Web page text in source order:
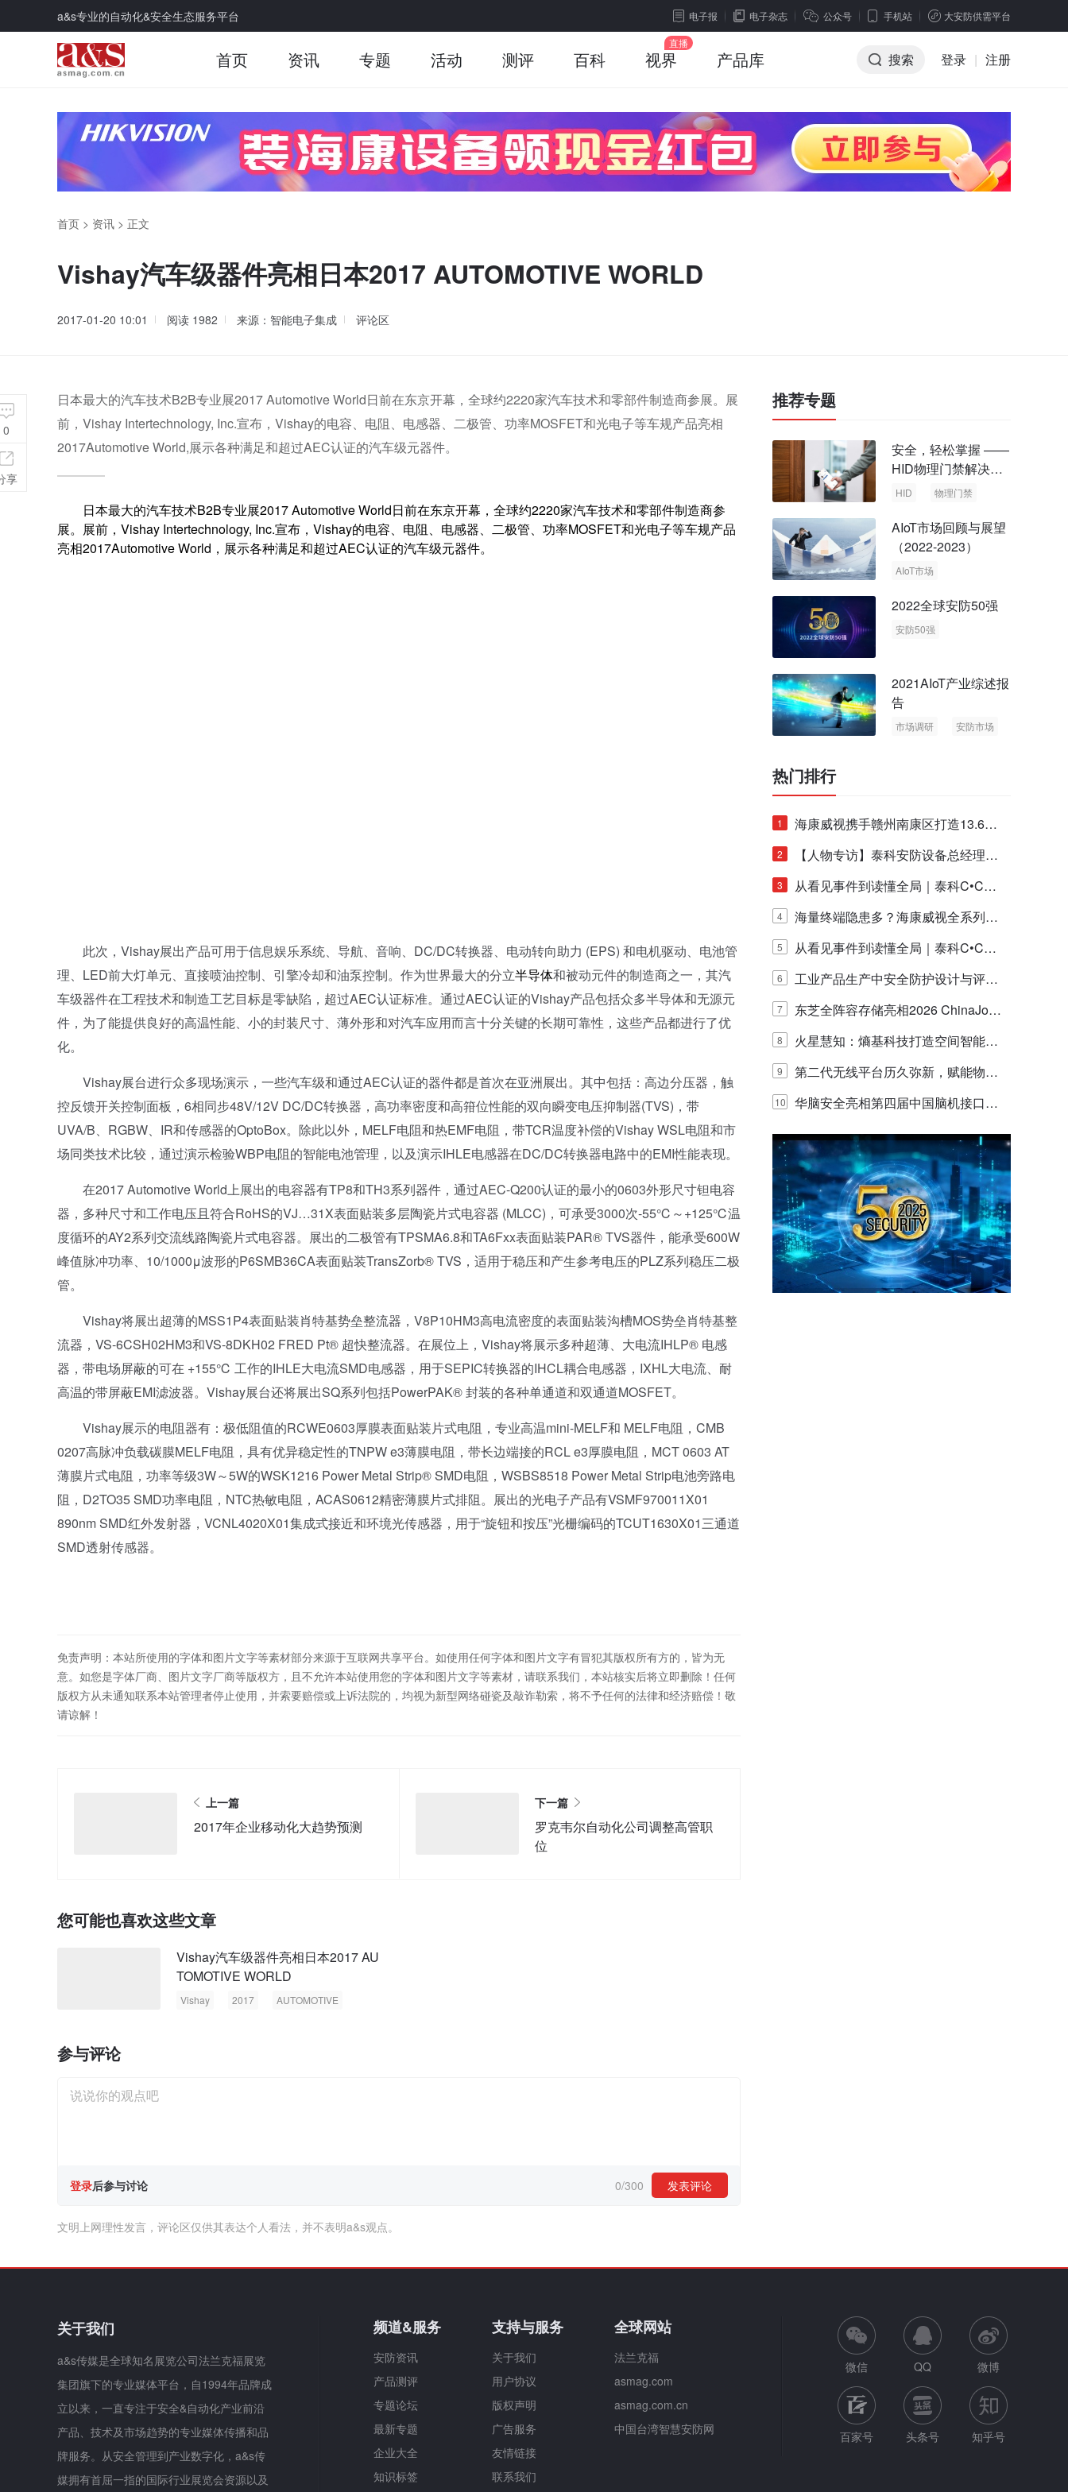
a&s专业的自动化&安全生态服务平台 电子报 电子杂志 公众号 手机站 大安防供需平台
首页 资讯 专题 活动 测评 百科 视界 产品库 搜索 登录 | 注册
首页 > 资讯 > 正文
Vishay汽车级器件亮相日本2017 AUTOMOTIVE WORLD
2017-01-20 10:01 阅读 1982 来源：智能电子集成 评论区
日本最大的汽车技术B2B专业展2017 Automotive World日前在东京开幕，全球约2220家汽车技术和零部件制造商参展。展
前，Vishay Intertechnology, Inc.宣布，Vishay的电容、电阻、电感器、二极管、功率MOSFET和光电子等车规产品亮相
2017Automotive World,展示各种满足和超过AEC认证的汽车级元器件。
日本最大的汽车技术B2B专业展2017 Automotive World日前在东京开幕，全球约2220家汽车技术和零部件制造商参
展。展前，Vishay Intertechnology, Inc.宣布，Vishay的电容、电阻、电感器、二极管、功率MOSFET和光电子等车规产品
亮相2017Automotive World，展示各种满足和超过AEC认证的汽车级元器件。
此次，Vishay展出产品可用于信息娱乐系统、导航、音响、DC/DC转换器、电动转向助力 (EPS) 和电机驱动、电池管
理、LED前大灯单元、直接喷油控制、引擎冷却和油泵控制。作为世界最大的分立半导体和被动元件的制造商之一，其汽
车级器件在工程技术和制造工艺目标是零缺陷，超过AEC认证标准。通过AEC认证的Vishay产品包括众多半导体和无源元
件，为了能提供良好的高温性能、小的封装尺寸、薄外形和对汽车应用而言十分关键的长期可靠性，这些产品都进行了优
化。
Vishay展台进行众多现场演示，一些汽车级和通过AEC认证的器件都是首次在亚洲展出。其中包括：高边分压器，触
控反馈开关控制面板，6相同步48V/12V DC/DC转换器，高功率密度和高箝位性能的双向瞬变电压抑制器(TVS)，带
UVA/B、RGBW、IR和传感器的OptoBox。除此以外，MELF电阻和热EMF电阻，带TCR温度补偿的Vishay WSL电阻和市
场同类技术比较，通过演示检验WBP电阻的智能电池管理，以及演示IHLE电感器在DC/DC转换器电路中的EMI性能表现。
在2017 Automotive World上展出的电容器有TP8和TH3系列器件，通过AEC-Q200认证的最小的0603外形尺寸钽电容
器，多种尺寸和工作电压且符合RoHS的VJ…31X表面贴装多层陶瓷片式电容器 (MLCC)，可承受3000次-55℃～+125℃温
度循环的AY2系列交流线路陶瓷片式电容器。展出的二极管有TPSMA6.8和TA6Fxx表面贴装PAR® TVS器件，能承受600W
峰值脉冲功率、10/1000μ波形的P6SMB36CA表面贴装TransZorb® TVS，适用于稳压和产生参考电压的PLZ系列稳压二极
管。
Vishay将展出超薄的MSS1P4表面贴装肖特基势垒整流器，V8P10HM3高电流密度的表面贴装沟槽MOS势垒肖特基整
流器，VS-6CSH02HM3和VS-8DKH02 FRED Pt® 超快整流器。在展位上，Vishay将展示多种超薄、大电流IHLP® 电感
器，带电场屏蔽的可在 +155℃ 工作的IHLE大电流SMD电感器，用于SEPIC转换器的IHCL耦合电感器，IXHL大电流、耐
高温的带屏蔽EMI滤波器。Vishay展台还将展出SQ系列包括PowerPAK® 封装的各种单通道和双通道MOSFET。
Vishay展示的电阻器有：极低阻值的RCWE0603厚膜表面贴装片式电阻，专业高温mini-MELF和 MELF电阻，CMB
0207高脉冲负载碳膜MELF电阻，具有优异稳定性的TNPW e3薄膜电阻，带长边端接的RCL e3厚膜电阻，MCT 0603 AT
薄膜片式电阻，功率等级3W～5W的WSK1216 Power Metal Strip® SMD电阻，WSBS8518 Power Metal Strip电池旁路电
阻，D2TO35 SMD功率电阻，NTC热敏电阻，ACAS0612精密薄膜片式排阻。展出的光电子产品有VSMF970011X01
890nm SMD红外发射器，VCNL4020X01集成式接近和环境光传感器，用于“旋钮和按压”光栅编码的TCUT1630X01三通道
SMD透射传感器。
免责声明：本站所使用的字体和图片文字等素材部分来源于互联网共享平台。如使用任何字体和图片文字有冒犯其版权所有方的，皆为无
意。如您是字体厂商、图片文字厂商等版权方，且不允许本站使用您的字体和图片文字等素材，请联系我们，本站核实后将立即删除！任何
版权方从未通知联系本站管理者停止使用，并索要赔偿或上诉法院的，均视为新型网络碰瓷及敲诈勒索，将不予任何的法律和经济赔偿！敬
请谅解！
上一篇
2017年企业移动化大趋势预测
下一篇
罗克韦尔自动化公司调整高管职
位
您可能也喜欢这些文章
Vishay汽车级器件亮相日本2017 AU
TOMOTIVE WORLD
Vishay 2017
AUTOMOTIVE
参与评论
登录后参与讨论 0/300 发表评论
文明上网理性发言，评论区仅供其表达个人看法，并不表明a&s观点。
0
享
推荐专题
安全，轻松掌握 ——
HID物理门禁解决方
案，启动智慧安全新
HID 物理门禁
AIoT市场回顾与展望
（2022-2023）
AIoT市场
2022全球安防50强
安防50强
2021AIoT产业综述报
告
市场调研
安防市场
热门排行
1
海康威视携手赣州南康区打造13.6公
里绿波网
2
【人物专访】泰科安防设备总经理张
宁解码安防出海新范式
3
从看见事件到读懂全局｜泰科C•CUR
E IQ 3.20开启安防运营智能新时代
4
海量终端隐患多？海康威视全系列物
联安全产品，四层守护更放心！
5
从看见事件到读懂全局｜泰科C•CUR
E IQ 3.20开启安防运营智能新时代
6
工业产品生产中安全防护设计与评估
的实践与探讨
7
东芝全阵容存储亮相2026 ChinaJo
y，以海量数据底座赋能“与AI同游”新
体验
8
火星慧知：熵基科技打造空间智能时
代的认知中枢
9
第二代无线平台历久弥新，赋能物联
网创新迭代
10
华脑安全亮相第四届中国脑机接口大
赛 工业安全脑机接口技术赢行业顶级
专家关注
关于我们
a&s传媒是全球知名展览公司法兰克福展览
集团旗下的专业媒体平台，自1994年品牌成
立以来，一直专注于安全&自动化产业前沿
产品、技术及市场趋势的专业媒体传播和品
牌服务。从安全管理到产业数字化，a&s传
媒拥有首屈一指的国际行业展览会资源以及
频道&服务
安防资讯
产品测评
专题论坛
最新专题
企业大全
知识标签
支持与服务
关于我们
用户协议
版权声明
广告服务
友情链接
联系我们
全球网站
法兰克福
asmag.com
asmag.com.cn
中国台湾智慧安防网
微信 QQ 微博
百家号 头条号 知乎号